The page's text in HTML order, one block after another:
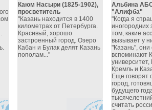
Каюм Насыри (1825-1902),
просветитель
"Казань находится в 1400
километрах от Петербурга.
Красивый, хорошо
застроенный город. Озеро
Кабан и Булак делят Казань
пополам..."
Альбина
"Алифба"
"Когда я
иногородних
том, какие
вызывает у
"Казань",
вспоминают
университет,
Кремль и
Еще говорят
город,
будущего
считать